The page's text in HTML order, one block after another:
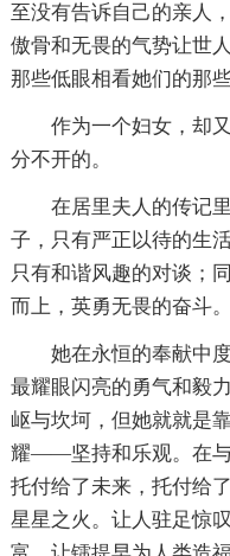
至没有告诉自己的亲人
傲骨和无畏的气势让世
那些低眼相看她们的那
作为一个妇女，却
分不开的。
在居里夫人的传记
子，只有严正以待的生
只有和谐风趣的对谈；
而上，英勇无畏的奋斗。
她在永恒的奉献中
最耀眼闪亮的勇气和毅
岖与坎坷，但她就就是
耀——坚持和乐观。在
托付给了未来，托付给
星星之火。让人驻足惊